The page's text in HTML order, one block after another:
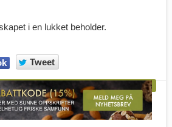
i en lukket beholder.
Tweet